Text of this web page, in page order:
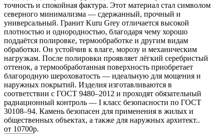
точность и спокойная фактура. Этот материал стал символом
северного минимализма — сдержанный, прочный и
универсальный. Гранит Kuru Grey отличается высокой
плотностью и однородностью, благодаря чему хорошо
поддаётся полировке, термообработке и другим видам
обработки. Он устойчив к влаге, морозу и механическим
нагрузкам. После полировки проявляет лёгкий серебристый
оттенок, а термообработанная поверхность приобретает
благородную шероховатость — идеальную для мощения и
наружных покрытий. Изделия изготавливаются в
соответствии с ГОСТ 9480–2012 и проходят обязательный
радиационный контроль — I класс безопасности по ГОСТ
30108–94. Камень безопасен для применения в жилых и
общественных объектах, а также для наружных архитект..
от 10700р.